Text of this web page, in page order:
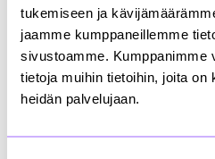
tukemiseen ja
jaamme kumppaneillemme
sivustoamme. Kumppanimme
tietoja muihin tietoihin, joita on
heidän palvelujaan.
Kiinteistönomistajat ja
Annankatu 24, 2. krs